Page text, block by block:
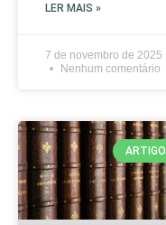
LER MAIS »
7 de novembro de 2025
Nenhum comentário
ARTIGO